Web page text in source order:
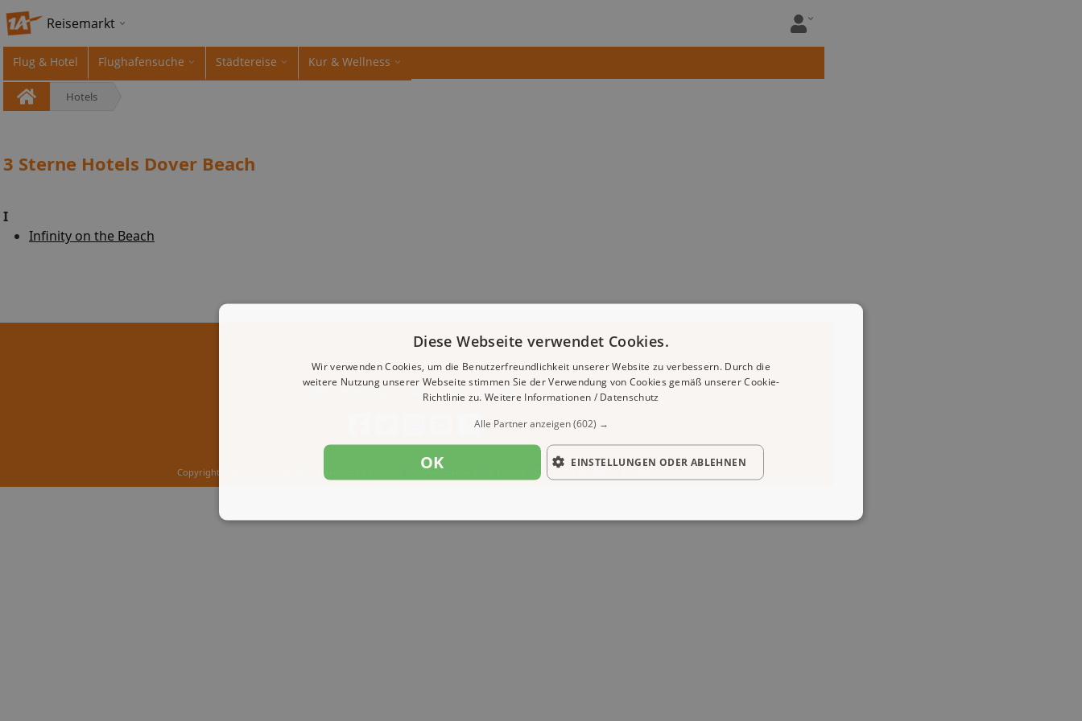
Reisemarkt
Flug & Hotel Flughafensuche Städtereise Kur & Wellness
Hotels
3 Sterne Hotels Dover Beach
I
Infinity on the Beach
Impressum Datenschutz Cookies
Copyright © 2000 - 2026 1A-Infosysteme.de | Content by: 1A-Reisemarkt.de | 07.08.2026 | CFo: No|PATH ( 2.496)
Diese Webseite verwendet Cookies.
Wir verwenden Cookies, um die Benutzerfreundlichkeit unserer Website zu verbessern. Durch die
weitere Nutzung unserer Webseite stimmen Sie der Verwendung von Cookies gemäß unserer Cookie-
Richtlinie zu. Weitere Informationen / Datenschutz
Alle Partner anzeigen(602) →
OK EINSTELLUNGEN ODER ABLEHNEN